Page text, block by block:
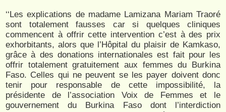
‘‘Les explications de madame Lamizana Mariam Traoré
sont totalement fausses car si quelques cliniques
commencent à offrir cette intervention c’est à des prix
exhorbitants, alors que l’Hôpital du plaisir de Kamkaso,
grâce à des donations internationales est fait pour les
offrir totalement gratuitement aux femmes du Burkina
Faso. Celles qui ne peuvent se les payer doivent donc
tenir pour responsable de cette impossibilité, la
présidente de l’association Voix de Femmes et le
gouvernement du Burkina Faso dont l’interdiction